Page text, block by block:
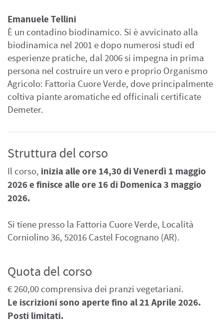
Emanuele Tellini
È un contadino biodinamico. Si è avvicinato alla
biodinamica nel 2001 e dopo numerosi studi ed
esperienze pratiche, dal 2006 si impegna in prima
persona nel costruire un vero e proprio Organismo
Agricolo: Fattoria Cuore Verde, dove principalmente
coltiva piante aromatiche ed officinali certificate
Demeter.
Struttura del corso
Il corso, inizia alle ore 14,30 di Venerdì 1 maggio
2026 e finisce alle ore 16 di Domenica 3 maggio
2026.
Si tiene presso la Fattoria Cuore Verde, Località
Corniolino 36, 52016 Castel Focognano (AR).
Quota del corso
€ 260,00 comprensiva dei pranzi vegetariani.
Le iscrizioni sono aperte fino al 21 Aprile 2026.
Posti limitati.